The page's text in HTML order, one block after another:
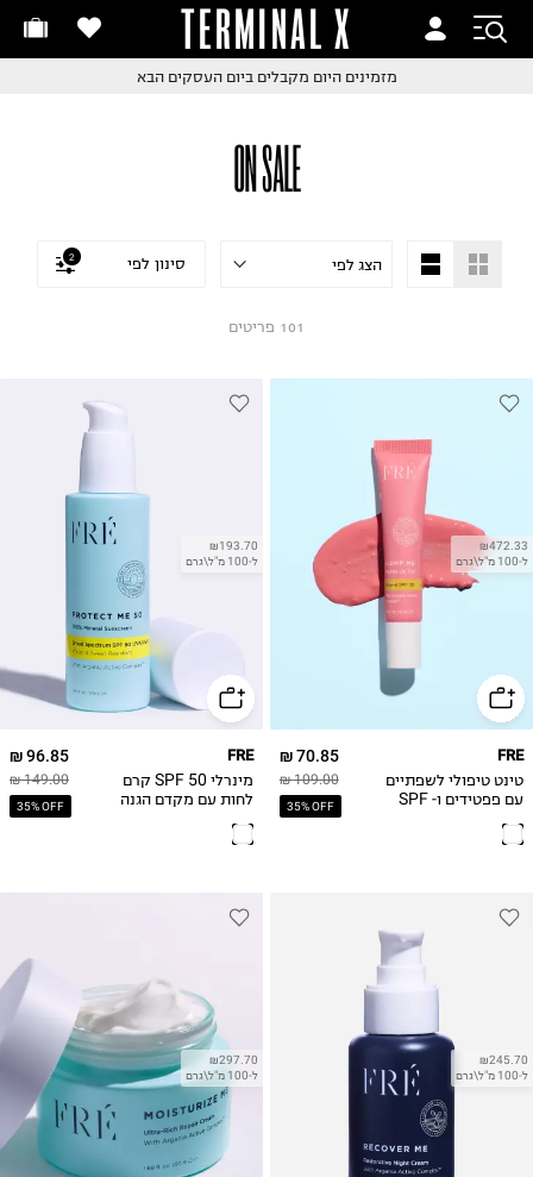
TERMINAL X
החלפות והחזרות בקליקעם שליח עד הבית!
ON SALE
סינון לפי 2
101 פריטים
₪472.33
ל-100 מ"ל\גרם
70.85 ₪
109.00 ₪
35% OFF
FRE
טינט טיפולי לשפתיים
עם פפטידים ו- SPF
בייבי) PLUMP ME
₪193.70
ל-100 מ"ל\גרם
96.85 ₪
149.00 ₪
35% OFF
FRE
מינרלי SPF 50 קרם
לחות עם מקדם הגנה
MINERAL 50-
₪245.70
ל-100 מ"ל\גרם
₪297.70
ל-100 מ"ל\גרם